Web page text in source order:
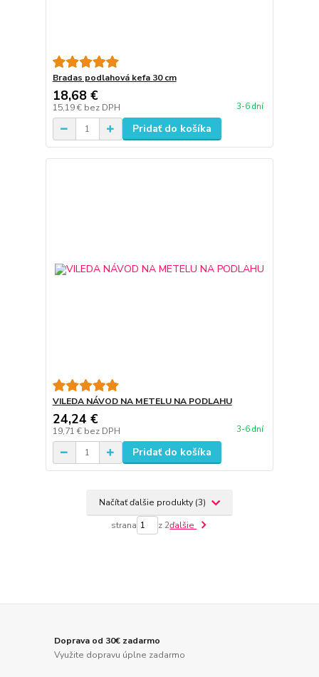
Bradas podlahová kefa 30 cm
18,68 €
15,19 € bez DPH 3-6 dní
Pridať do košíka
VILEDA NÁVOD NA METELU NA PODLAHU
24,24 €
19,71 € bez DPH 3-6 dní
Pridať do košíka
Načítať ďalšie produkty (3)
strana z 2ďalšie
Doprava od 30€ zadarmo
Využite dopravu úplne zadarmo